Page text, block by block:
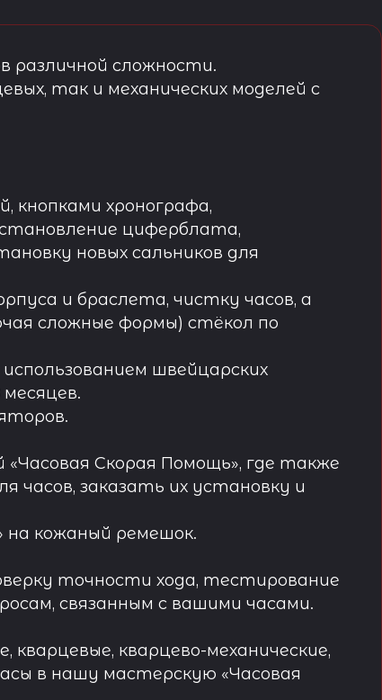
различной сложности.
так и механических моделей с
кнопками хронографа,
циферблата,
новых сальников для
и браслета, чистку часов, а
сложные формы) стёкол по
швейцарских
Скорая Помощь», где также
заказать их установку и
на кожаный ремешок.
точности хода, тестирование
связанным с вашими часами.
кварцево-механические,
в нашу мастерскую «Часовая